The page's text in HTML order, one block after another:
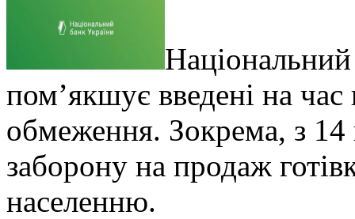
пом’якшує введені на
обмеження. Зокрема, з 14
заборону на продаж
населенню.